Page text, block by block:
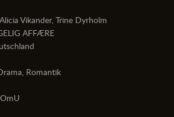
Vikander, Trine Dyrholm
AFFÆRE
Romantik